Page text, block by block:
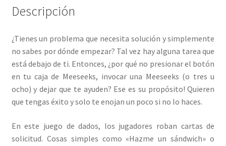
Descripción
¿Tienes un problema que necesita solución y simplemente
no sabes por dónde empezar? Tal vez hay alguna tarea que
está debajo de ti. Entonces, ¿por qué no presionar el botón
en tu caja de Meeseeks, invocar una Meeseeks (o tres u
ocho) y dejar que te ayuden? Ese es su propósito! Quieren
que tengas éxito y solo te enojan un poco si no lo haces.
En este juego de dados, los jugadores roban cartas de
solicitud. Cosas simples como «Hazme un sándwich» o